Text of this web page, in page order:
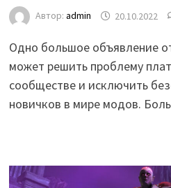
Автор: admin 20.10.2022
Одно большое объявление
может решить проблему
сообществе и исключить
новичков в мире модов.